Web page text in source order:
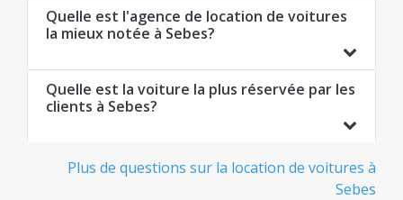
Quelle est l'agence de location de voitures
la mieux notée à Sebes?
Quelle est la voiture la plus réservée par les
clients à Sebes?
Plus de questions sur la location de voitures à
Sebes